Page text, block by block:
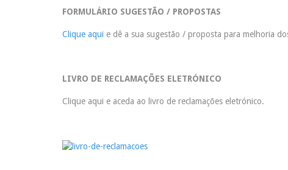
FORMULÁRIO SUGESTÃO / PROPOSTAS
Clique aqui e dê a sua sugestão / proposta para melhoria
LIVRO DE RECLAMAÇÕES ELETRÓNICO
Clique aqui e aceda ao livro de reclamações eletrónico.